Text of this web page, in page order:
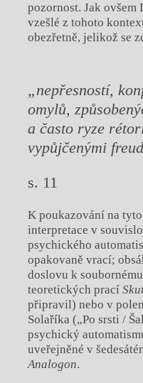
pozornost. Jak
vzešlé z tohoto
obezřetně, jelikož se
„nepřesností,
omylů,
a často ryze
vypůjčenými
s. 11
K poukazování na
interpretace v
psychického
opakovaně vrací;
doslovu k
teoretických prací
připravil) nebo v
Solaříka („Po srsti /
psychický
uveřejněné v
Analogon.